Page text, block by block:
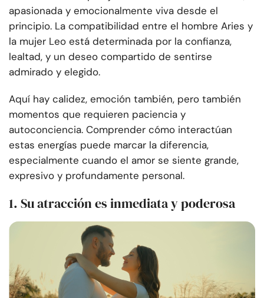
apasionada y emocionalmente viva desde el
principio. La compatibilidad entre el hombre Aries y
la mujer Leo está determinada por la confianza,
lealtad, y un deseo compartido de sentirse
admirado y elegido.
Aquí hay calidez, emoción también, pero también
momentos que requieren paciencia y
autoconciencia. Comprender cómo interactúan
estas energías puede marcar la diferencia,
especialmente cuando el amor se siente grande,
expresivo y profundamente personal.
1. Su atracción es inmediata y poderosa